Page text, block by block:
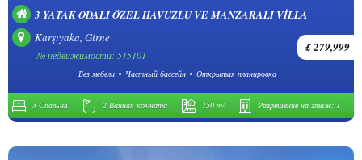
3 YATAK ODALI ÖZEL HAVUZLU VE MANZARALI VILLA
Karşıyaka, Girne
£ 279,999
№ недвижимости: 515101
Без мебели Частный бассейн Открытая планировка
3 Спальня 2 Ванная комната 150 m² Разрешение на этаж: 1